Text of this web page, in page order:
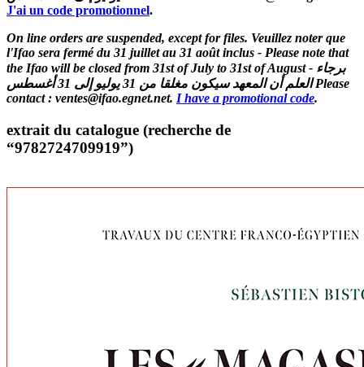
J'ai un code promotionnel.
On line orders are suspended, except for files. Veuillez noter que
l'Ifao sera fermé du 31 juillet au 31 août inclus - Please note that
the Ifao will be closed from 31st of July to 31st of August - برجاء
العلم أن المعهد سيكون مغلقا من 31 يوليو إلى 31 أغسطس Please
contact : ventes@ifao.egnet.net. I have a promotional code.
extrait du catalogue (recherche de
“9782724709919”)